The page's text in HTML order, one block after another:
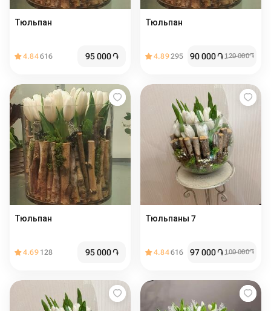
Тюльпан
4.84616 95 000֏
Тюльпан
4.89295 90 000֏ 120 000֏
Тюльпан
4.69 128 95 000֏
Тюльпаны 7
4.84616 97 000֏ 100 000֏